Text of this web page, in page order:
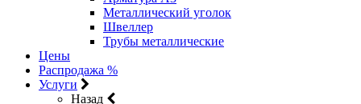
Металлический уголок
Швеллер
Трубы металлические
Цены
Распродажа %
Услуги
Назад